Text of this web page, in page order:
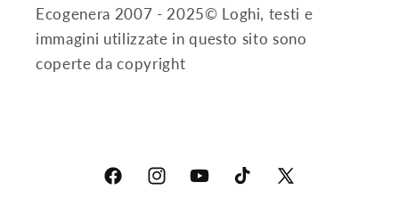
Ecogenera 2007 - 2025© Loghi, testi e
immagini utilizzate in questo sito sono
coperte da copyright
FacebookInstagramYouTubeTikTok
X